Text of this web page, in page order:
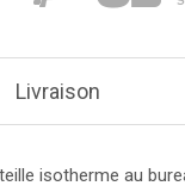
Livraison
isotherme au